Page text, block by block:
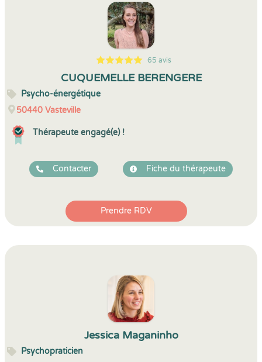
5
1
5
65 65 avis
CUQUEMELLE BERENGERE
Psycho-énergétique
50440 Vasteville
Thérapeute engagé(e) !
Contacter Fiche du thérapeute
Prendre RDV
Jessica Maganinho
Psychopraticien